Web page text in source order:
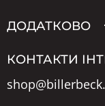
ДОДАТКОВО
КОНТАКТИ